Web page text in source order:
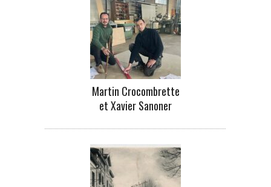
Martin Crocombrette
et Xavier Sanoner